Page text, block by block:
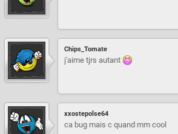
Chips_Tomate
j'aime tjrs autant
xxostepolse64
ca bug mais c quand mm cool